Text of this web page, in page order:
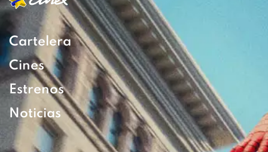
Cartelera
Cines
Estrenos
Noticias